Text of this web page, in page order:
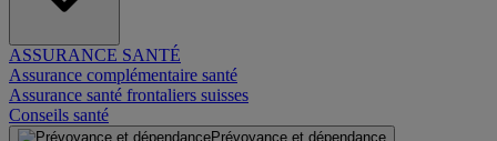
ASSURANCE SANTÉ
Assurance complémentaire santé
Assurance santé frontaliers suisses
Conseils santé
Prévoyance et dépendance